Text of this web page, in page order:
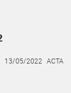
13/05/2022 ACTA